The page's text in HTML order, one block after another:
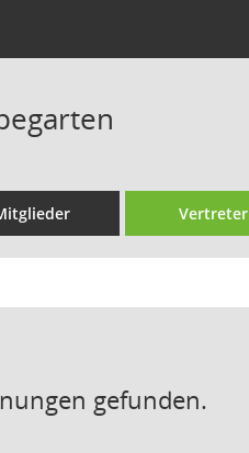
Vertreter
gefunden.